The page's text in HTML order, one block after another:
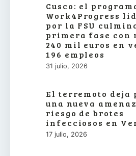
Cusco: el
Work4Progress
por la FSU
primera fase con
240 mil euros en
196 empleos
31 julio, 2026
El terremoto deja
una nueva
riesgo de brotes
infecciosos en
17 julio, 2026